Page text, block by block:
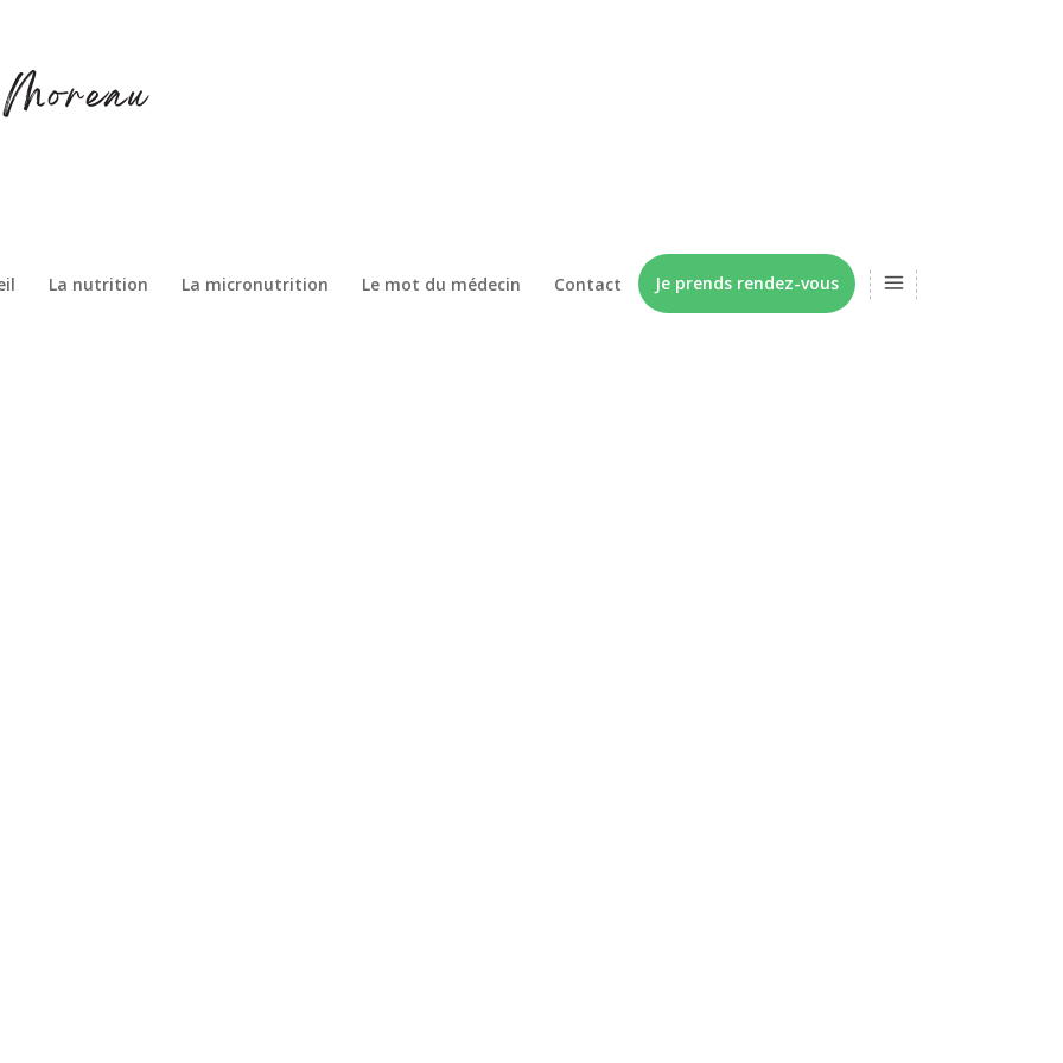
La nutrition La micronutrition Le mot du médecin Contact Je prends rendez-vous